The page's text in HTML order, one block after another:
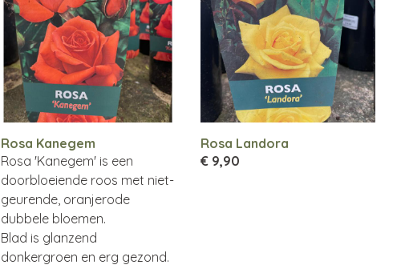
Rosa Kanegem
Rosa 'Kanegem' is een
doorbloeiende roos met niet-
geurende, oranjerode
dubbele bloemen.
Blad is glanzend
donkergroen en erg gezond.
Rosa Landora
€ 9,90